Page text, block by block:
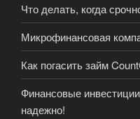
Что делать, когда
Микрофинансовая
Как погасить займ
Финансовые
надежно!